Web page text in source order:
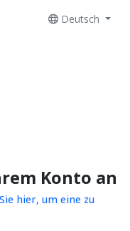
Deutsch
Konto an
hier, um eine zu